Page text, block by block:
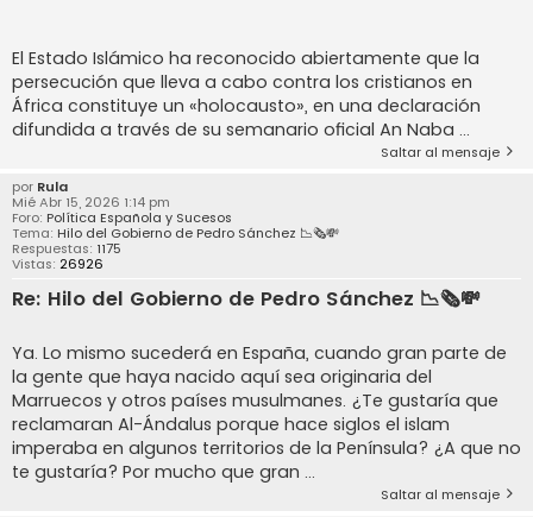
El Estado Islámico ha reconocido abiertamente que la
persecución que lleva a cabo contra los cristianos en
África constituye un «holocausto», en una declaración
difundida a través de su semanario oficial An Naba ...
Saltar al mensaje
por Rula
Mié Abr 15, 2026 1:14 pm
Foro: Política Española y Sucesos
Tema: Hilo del Gobierno de Pedro Sánchez 📉🗞️💸
Respuestas: 1175
Vistas: 26926
Re: Hilo del Gobierno de Pedro Sánchez 📉🗞️💸
Ya. Lo mismo sucederá en España, cuando gran parte de
la gente que haya nacido aquí sea originaria del
Marruecos y otros países musulmanes. ¿Te gustaría que
reclamaran Al-Ándalus porque hace siglos el islam
imperaba en algunos territorios de la Península? ¿A que no
te gustaría? Por mucho que gran ...
Saltar al mensaje